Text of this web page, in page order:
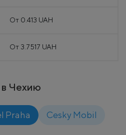
От 0.413 UAH
От 3.7517 UAH
Чехию
Praha
Cesky Mobil